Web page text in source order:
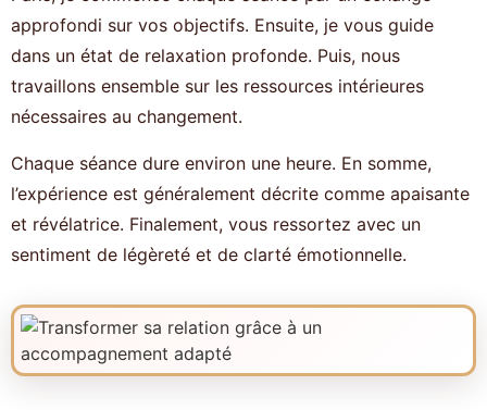
approfondi sur vos objectifs. Ensuite, je vous guide
dans un état de relaxation profonde. Puis, nous
travaillons ensemble sur les ressources intérieures
nécessaires au changement.
Chaque séance dure environ une heure. En somme,
l’expérience est généralement décrite comme apaisante
et révélatrice. Finalement, vous ressortez avec un
sentiment de légèreté et de clarté émotionnelle.